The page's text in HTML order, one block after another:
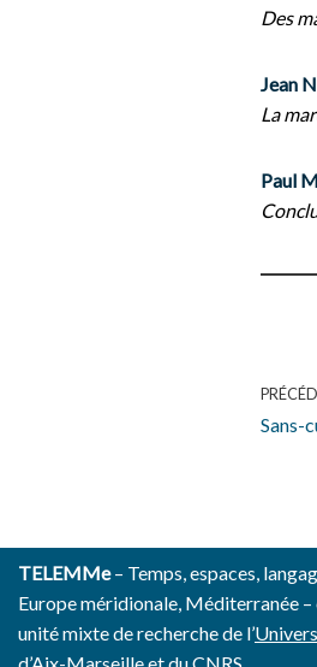
Des
Jean
La
Paul
Sans-
TELEMMe– Temps, espaces,
Europe méridionale, Méditerranée –
unité mixte de recherche de l’